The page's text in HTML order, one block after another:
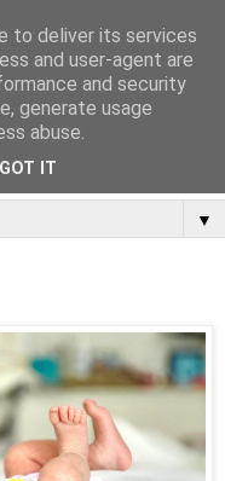
▼
to deliver its services
and user-agent are
and security
generate usage
abuse.
GOT IT